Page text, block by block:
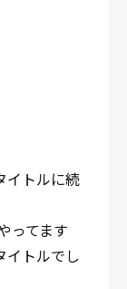
イトルに続
ってます
イトルでし